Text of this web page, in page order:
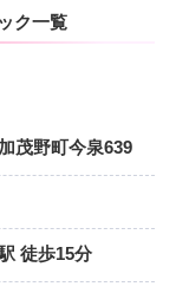
ク一覧
茂野町今泉639
徒歩15分